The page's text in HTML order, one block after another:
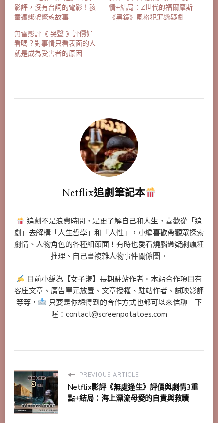
影評，沒有台詞的電影！孩
童遭綁架驚魂故事
情+結局：Z世代的福爾摩斯
《黑鏡》風格犯罪懸疑劇
無雷影評《 哭聲 》評價好
看嗎？對事情只看表面的人
就是成為受害者的原因
Netflix追劇筆記本
追劇不是浪費時間，是更了解自己和人生，喜歡從「追
劇」去解構「人生哲學」和「人性」，小編喜歡帶觀眾探索
劇情、人物角色的各種細節面！有時也愛看燒腦懸疑劇瘋狂
推理、自己畫複雜人物事件關係圖。
目前小編為【女子漾】長期駐站作者。本站合作項目有
客座文章、廣告單元放置、文章授權、駐站作者、試映影評
等等，
只要是你想得到的合作方式也都可以來信聊一下
喔：contact@screenpotatoes.com
PREVIOUS ARTICLE
Netflix影評《無處逢生》評價與劇情3重
點+結局：海上漂流母愛的自責與救贖